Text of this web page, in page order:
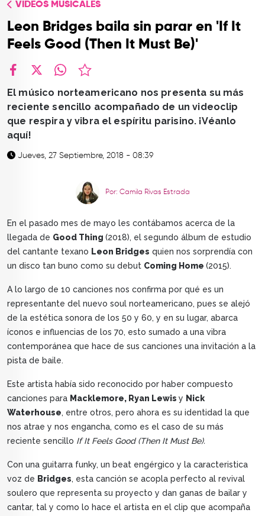
TOP
QUIÉNES SOMOS
VIDEOS MUSICALES
Leon Bridges baila sin parar en 'If It
Feels Good (Then It Must Be)'
El músico norteamericano nos presenta su más
reciente sencillo acompañado de un videoclip
que respira y vibra el espíritu parisino. ¡Véanlo
aquí!
Jueves, 27 Septiembre, 2018 - 08:39
Por: Camila Rivas Estrada
En el pasado mes de mayo les contábamos acerca de la
llegada de Good Thing (2018), el segundo álbum de estudio
del cantante texano Leon Bridges quien nos sorprendía con
un disco tan buno como su debut Coming Home (2015).
A lo largo de 10 canciones nos confirma por qué es un
representante del nuevo soul norteamericano, pues se alejó
de la estética sonora de los 50 y 60, y en su lugar, abarca
íconos e influencias de los 70, esto sumado a una vibra
contemporánea que hace de sus canciones una invitación a la
pista de baile.
Este artista había sido reconocido por haber compuesto
canciones para Macklemore, Ryan Lewis y Nick
Waterhouse, entre otros, pero ahora es su identidad la que
nos atrae y nos engancha, como es el caso de su más
reciente sencillo If It Feels Good (Then It Must Be).
Con una guitarra funky, un beat engérgico y la caracteristica
voz de Bridges, esta canción se acopla perfecto al revival
soulero que representa su proyecto y dan ganas de bailar y
cantar, tal y como lo hace el artista en el clip que acompaña